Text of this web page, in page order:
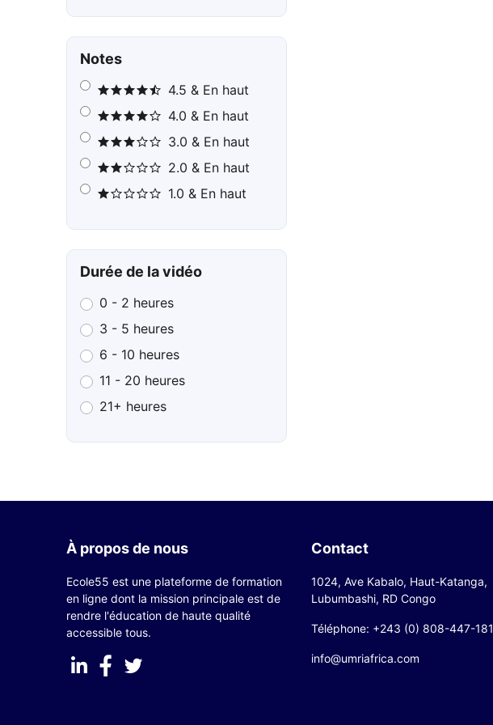
Notes
4.5 & En haut
4.0 & En haut
3.0 & En haut
2.0 & En haut
1.0 & En haut
Durée de la vidéo
0 - 2 heures
3 - 5 heures
6 - 10 heures
11 - 20 heures
21+ heures
À propos de nous
Ecole55 est une plateforme de formation
en ligne dont la mission principale est de
rendre l'éducation de haute qualité
accessible tous.
Contact
1024, Ave Kabalo, Haut-Katanga,
Lubumbashi, RD Congo
Téléphone: +243 (0) 808-447-181
info@umriafrica.com